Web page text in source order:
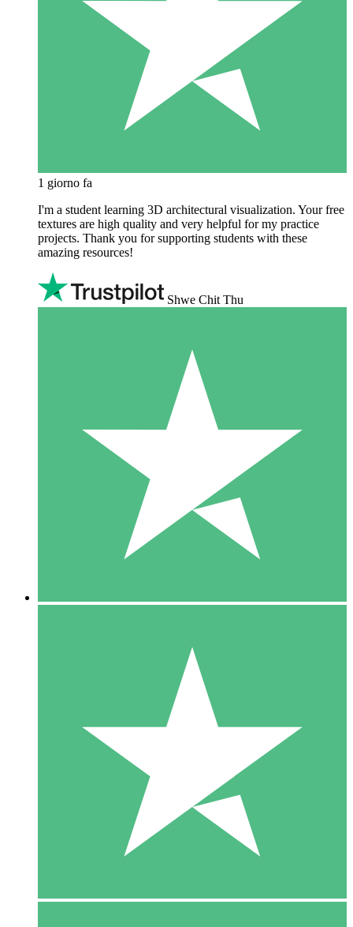
1 giorno fa
I'm a student learning 3D architectural visualization. Your free
textures are high quality and very helpful for my practice
projects. Thank you for supporting students with these
amazing resources!
Shwe Chit Thu